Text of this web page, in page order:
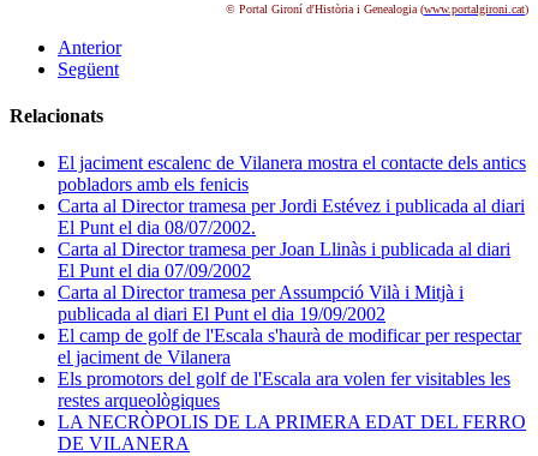
© Portal Gironí d'Història i Genealogia (www.portalgironi.cat)
Anterior
Següent
Relacionats
El jaciment escalenc de Vilanera mostra el contacte dels antics
pobladors amb els fenicis
Carta al Director tramesa per Jordi Estévez i publicada al diari
El Punt el dia 08/07/2002.
Carta al Director tramesa per Joan Llinàs i publicada al diari
El Punt el dia 07/09/2002
Carta al Director tramesa per Assumpció Vilà i Mitjà i
publicada al diari El Punt el dia 19/09/2002
El camp de golf de l'Escala s'haurà de modificar per respectar
el jaciment de Vilanera
Els promotors del golf de l'Escala ara volen fer visitables les
restes arqueològiques
LA NECRÒPOLIS DE LA PRIMERA EDAT DEL FERRO
DE VILANERA